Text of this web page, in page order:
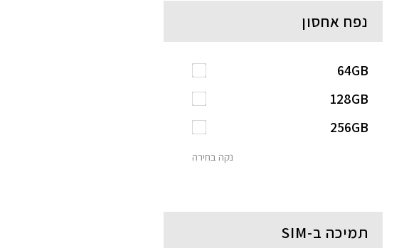
נפח אחסון
64GB
128GB
256GB
נקה בחירה
תמיכה ב-SIM